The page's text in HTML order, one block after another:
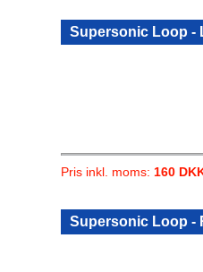
Supersonic Loop -
Pris inkl. moms: 160
Supersonic Loop -